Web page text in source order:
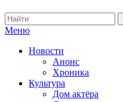
Меню
Новости
Анонс
Хроника
Культура
Дом актёра